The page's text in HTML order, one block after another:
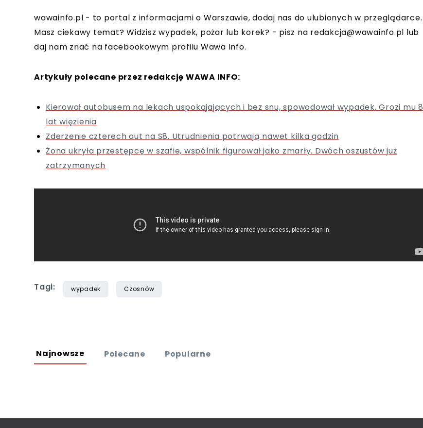
wawainfo.pl - to portal z informacjami o Warszawie, dodaj nas do ulubionych w przeglądarce.
Masz ciekawy temat? Widzisz wypadek, pożar lub korek? - pisz na redakcja@wawainfo.pl lub
daj nam znać na facebookowym profilu Wawa Info.
Artykuły polecane przez redakcję WAWA INFO:
Kierował autobusem na lekach uspokajających i bez snu, spowodował wypadek. Grozi mu 8
lat więzienia
Zderzenie czterech aut na S8. Utrudnienia potrwają nawet kilka godzin
Żona ukryła przestępcę w szafie, wspólnik figurował jako zmarły. Dwóch oszustów już
zatrzymanych
Tagi: wypadek Czosnów
Najnowsze Polecane Popularne